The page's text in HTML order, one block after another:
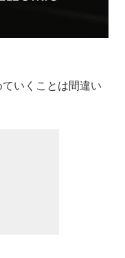
いくことは間違い